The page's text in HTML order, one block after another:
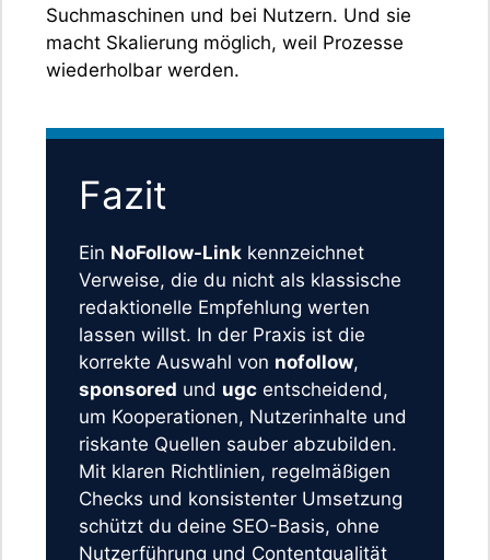
Suchmaschinen und bei Nutzern. Und sie
macht Skalierung möglich, weil Prozesse
wiederholbar werden.
Fazit
Ein NoFollow-Link kennzeichnet
Verweise, die du nicht als klassische
redaktionelle Empfehlung werten
lassen willst. In der Praxis ist die
korrekte Auswahl von nofollow,
sponsored und ugc entscheidend,
um Kooperationen, Nutzerinhalte und
riskante Quellen sauber abzubilden.
Mit klaren Richtlinien, regelmäßigen
Checks und konsistenter Umsetzung
schützt du deine SEO-Basis, ohne
Nutzerführung und Contentqualität